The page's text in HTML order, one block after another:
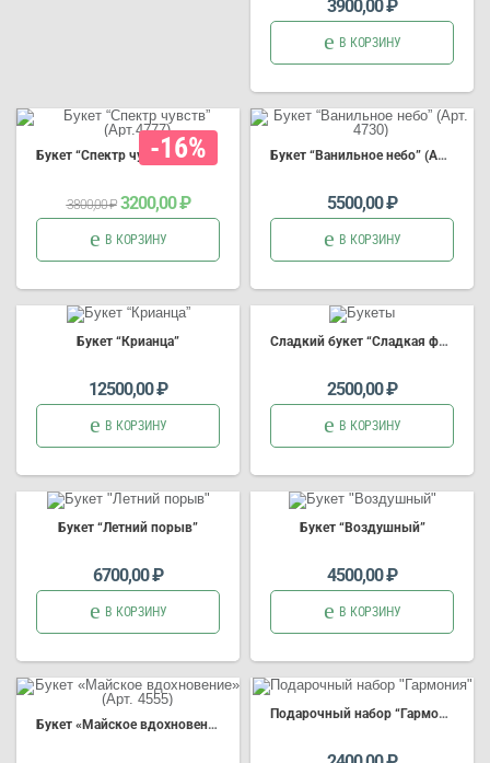
3900,00₽
В КОРЗИНУ
-16%
3800,00₽ Первоначальная
цена
составляла
3200,00₽Текущая
цена:
3200,00 ₽.
В КОРЗИНУ
Букет “Ванильное небо” (Арт. 4730)
5500,00₽
В КОРЗИНУ
Букет “Крианца”
12500,00₽
В КОРЗИНУ
Сладкий букет “Сладкая фантазия”(Арт 4556)
2500,00₽
В КОРЗИНУ
Букет “Летний порыв”
6700,00₽
В КОРЗИНУ
Букет “Воздушный”
4500,00₽
В КОРЗИНУ
Букет «Майское вдохновение» (Арт. 4555)
Подарочный набор “Гармония”